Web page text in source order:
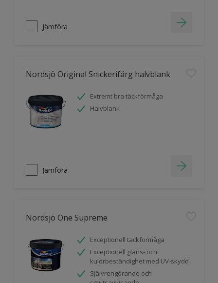
Jämföra
Nordsjö Original Snickerifärg halvblank
Extremt bra täckförmåga
Halvblank
Jämföra
Nordsjö One Supreme
Exceptionell täckförmåga
Exceptionell glans- och
kulörbeständighet med UV-skydd
Självrengörande och